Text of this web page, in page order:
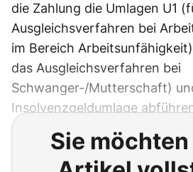
die Zahlung die Umlagen U1
Ausgleichsverfahren bei
im Bereich
das Ausgleichsverfahren bei
Schwanger-/Mutterschaft)
Insolvenzgeldumlage
Sie